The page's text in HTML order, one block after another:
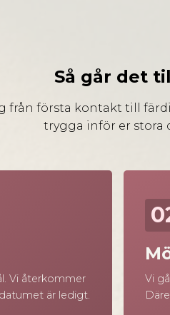
Så går det
från första kontakt till
trygga inför er stora
Vi återkommer
är ledigt.
Vi